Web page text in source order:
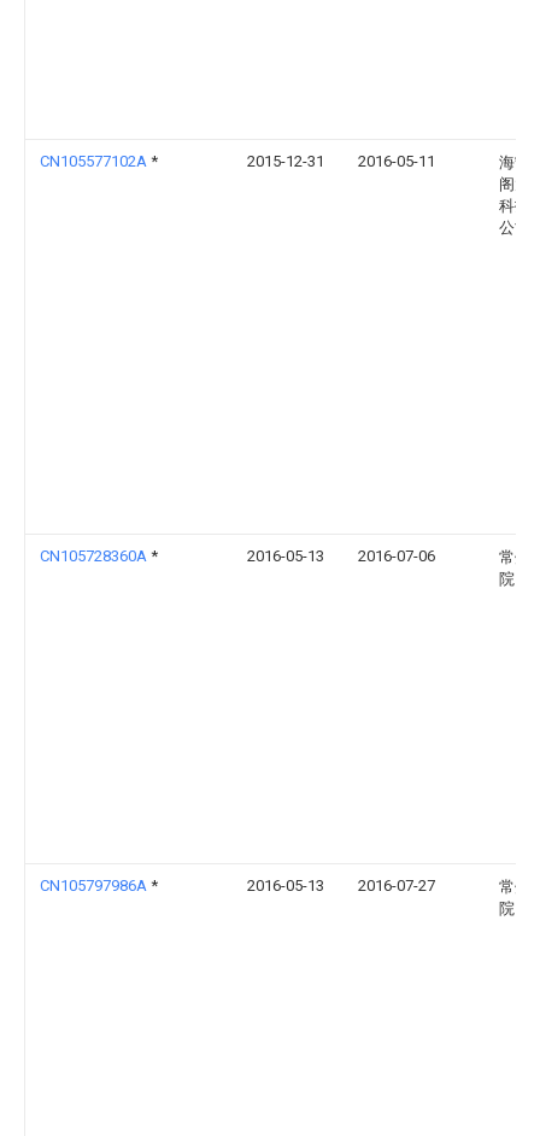
CN105577102A * 2015-12-31 2016-05-11
海宁
阁太
科技
公司
CN105728360A * 2016-05-13 2016-07-06
常州
院
CN105797986A * 2016-05-13 2016-07-27
常州
院